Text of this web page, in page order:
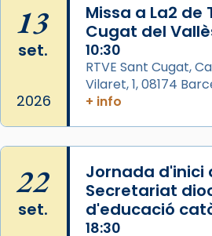
L’arquebisbe de
Josep Omella, ha presidit la
concelebrat el bisbe
Mons. David Abadías.
📸 Dr. G. Simón
Arquebisbat de
2 weeks ago
13
set.
2026
Missa a La2 de
Cugat del
10:30
RTVE Sant Cugat,
Vilaret, 1, 08174
+ info
22
set.
Jornada d'inici
Secretariat
d'educació
18:30